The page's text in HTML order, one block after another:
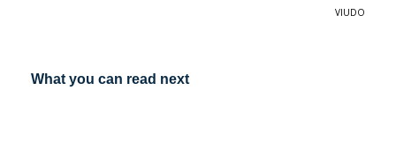
VIUDO
What you can read next